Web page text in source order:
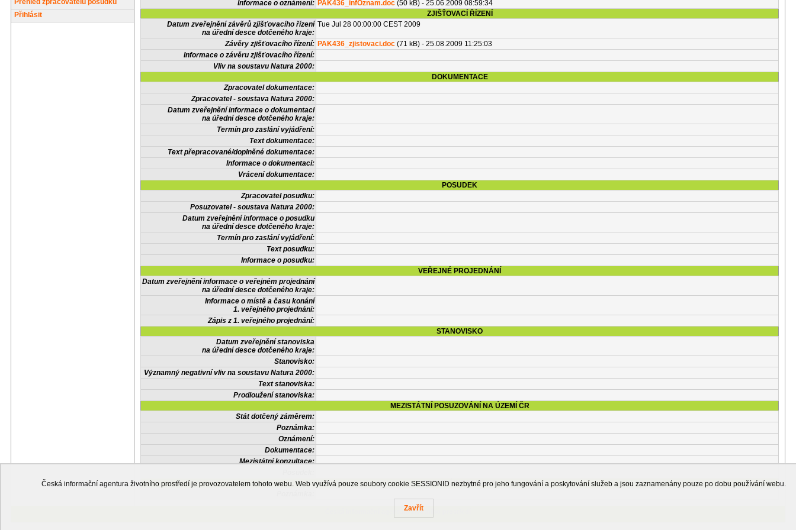
Přehled zpracovatelů posudků
Přihlásit
Informace o oznámení: PAK436_infOznam.doc (50 kB) - 25.06.2009 08:59:34
ZJIŠŤOVACÍ ŘÍZENÍ
Datum zveřejnění závěrů zjišťovacího řízení
na úřední desce dotčeného kraje:
Tue Jul 28 00:00:00 CEST 2009
Závěry zjišťovacího řízení: PAK436_zjistovaci.doc (71 kB) - 25.08.2009 11:25:03
Informace o závěru zjišťovacího řízení:
Vliv na soustavu Natura 2000:
DOKUMENTACE
Zpracovatel dokumentace:
Zpracovatel - soustava Natura 2000:
Datum zveřejnění informace o dokumentaci
na úřední desce dotčeného kraje:
Termín pro zaslání vyjádření:
Text dokumentace:
Text přepracované/doplněné dokumentace:
Informace o dokumentaci:
Vrácení dokumentace:
POSUDEK
Zpracovatel posudku:
Posuzovatel - soustava Natura 2000:
Datum zveřejnění informace o posudku
na úřední desce dotčeného kraje:
Termín pro zaslání vyjádření:
Text posudku:
Informace o posudku:
VEŘEJNÉ PROJEDNÁNÍ
Datum zveřejnění informace o veřejném projednání
na úřední desce dotčeného kraje:
Informace o místě a času konání
1. veřejného projednání:
Zápis z 1. veřejného projednání:
STANOVISKO
Datum zveřejnění stanoviska
na úřední desce dotčeného kraje:
Stanovisko:
Významný negativní vliv na soustavu Natura 2000:
Text stanoviska:
Prodloužení stanoviska:
MEZISTÁTNÍ POSUZOVÁNÍ NA ÚZEMÍ ČR
Stát dotčený záměrem:
Poznámka:
Oznámení:
Dokumentace:
Mezistátní konzultace:
OSTATNÍ INFORMACE
Česká informační agentura životního prostředí
Česká informační agentura životního prostředí je provozovatelem tohoto webu. Web využívá pouze soubory cookie SESSIONID nezbytné pro jeho fungování a poskytování služeb a jsou zaznamenány pouze po dobu používání webu.
Zavřít